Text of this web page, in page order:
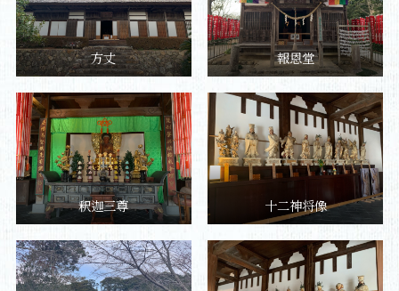
方丈 報恩堂
釈迦三尊 十二神将像